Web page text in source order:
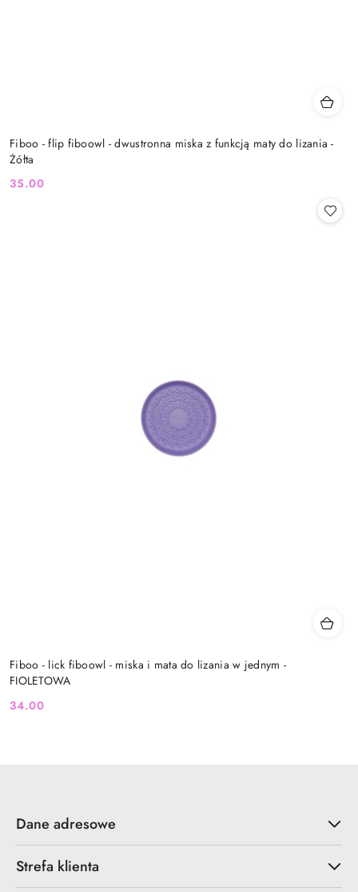
Fiboo - flip fiboowl - dwustronna miska z funkcją maty do lizania -
Żółta
Cena:
35.00
Fiboo - lick fiboowl - miska i mata do lizania w jednym -
FIOLETOWA
Cena:
34.00
Dane adresowe
Strefa klienta